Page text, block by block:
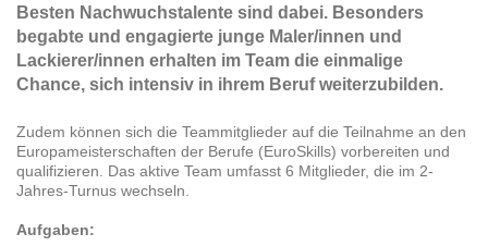
Besten Nachwuchstalente sind dabei. Besonders
begabte und engagierte junge Maler/innen und
Lackierer/innen erhalten im Team die einmalige
Chance, sich intensiv in ihrem Beruf weiterzubilden.
Zudem können sich die Teammitglieder auf die Teilnahme an den
Europameisterschaften der Berufe (EuroSkills) vorbereiten und
qualifizieren. Das aktive Team umfasst 6 Mitglieder, die im 2-
Jahres-Turnus wechseln.
Aufgaben: